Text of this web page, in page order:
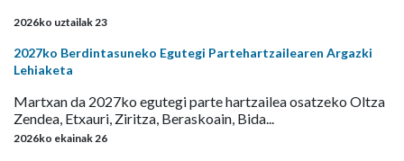
2026ko uztailak 23
2027ko Berdintasuneko Egutegi Partehartzailearen Argazki
Lehiaketa
Martxan da 2027ko egutegi parte hartzailea osatzeko Oltza
Zendea, Etxauri, Ziritza, Beraskoain, Bida...
2026ko ekainak 26